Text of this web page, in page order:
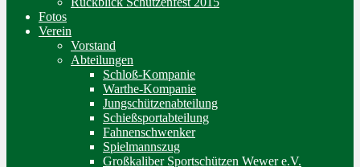
Fotos
Verein
Vorstand
Abteilungen
Schloß-Kompanie
Warthe-Kompanie
Jungschützenabteilung
Schießsportabteilung
Fahnenschwenker
Spielmannszug
Großkaliber Sportschützen Wewer e.V.